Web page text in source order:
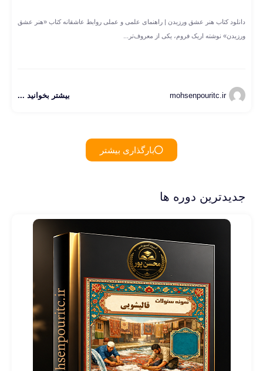
دانلود کتاب هنر عشق ورزیدن | راهنمای علمی و عملی روابط عاشقانه کتاب «هنر عشق
ورزیدن» نوشته اریک فروم، یکی از معروف‌تر...
mohsenpouritc.ir بیشتر بخوانید ...
بارگذاری بیشتر
جدیدترین دوره ها